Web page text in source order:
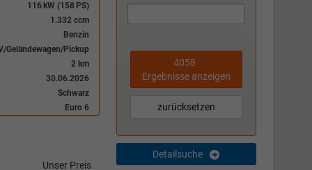
116 kW (158 PS)
1.332 ccm
Benzin
Geländewagen/Pickup
2 km
30.06.2026
Schwarz
Euro 6
Unser Preis
4058
Ergebnisse anzeigen
zurücksetzen
Detailsuche